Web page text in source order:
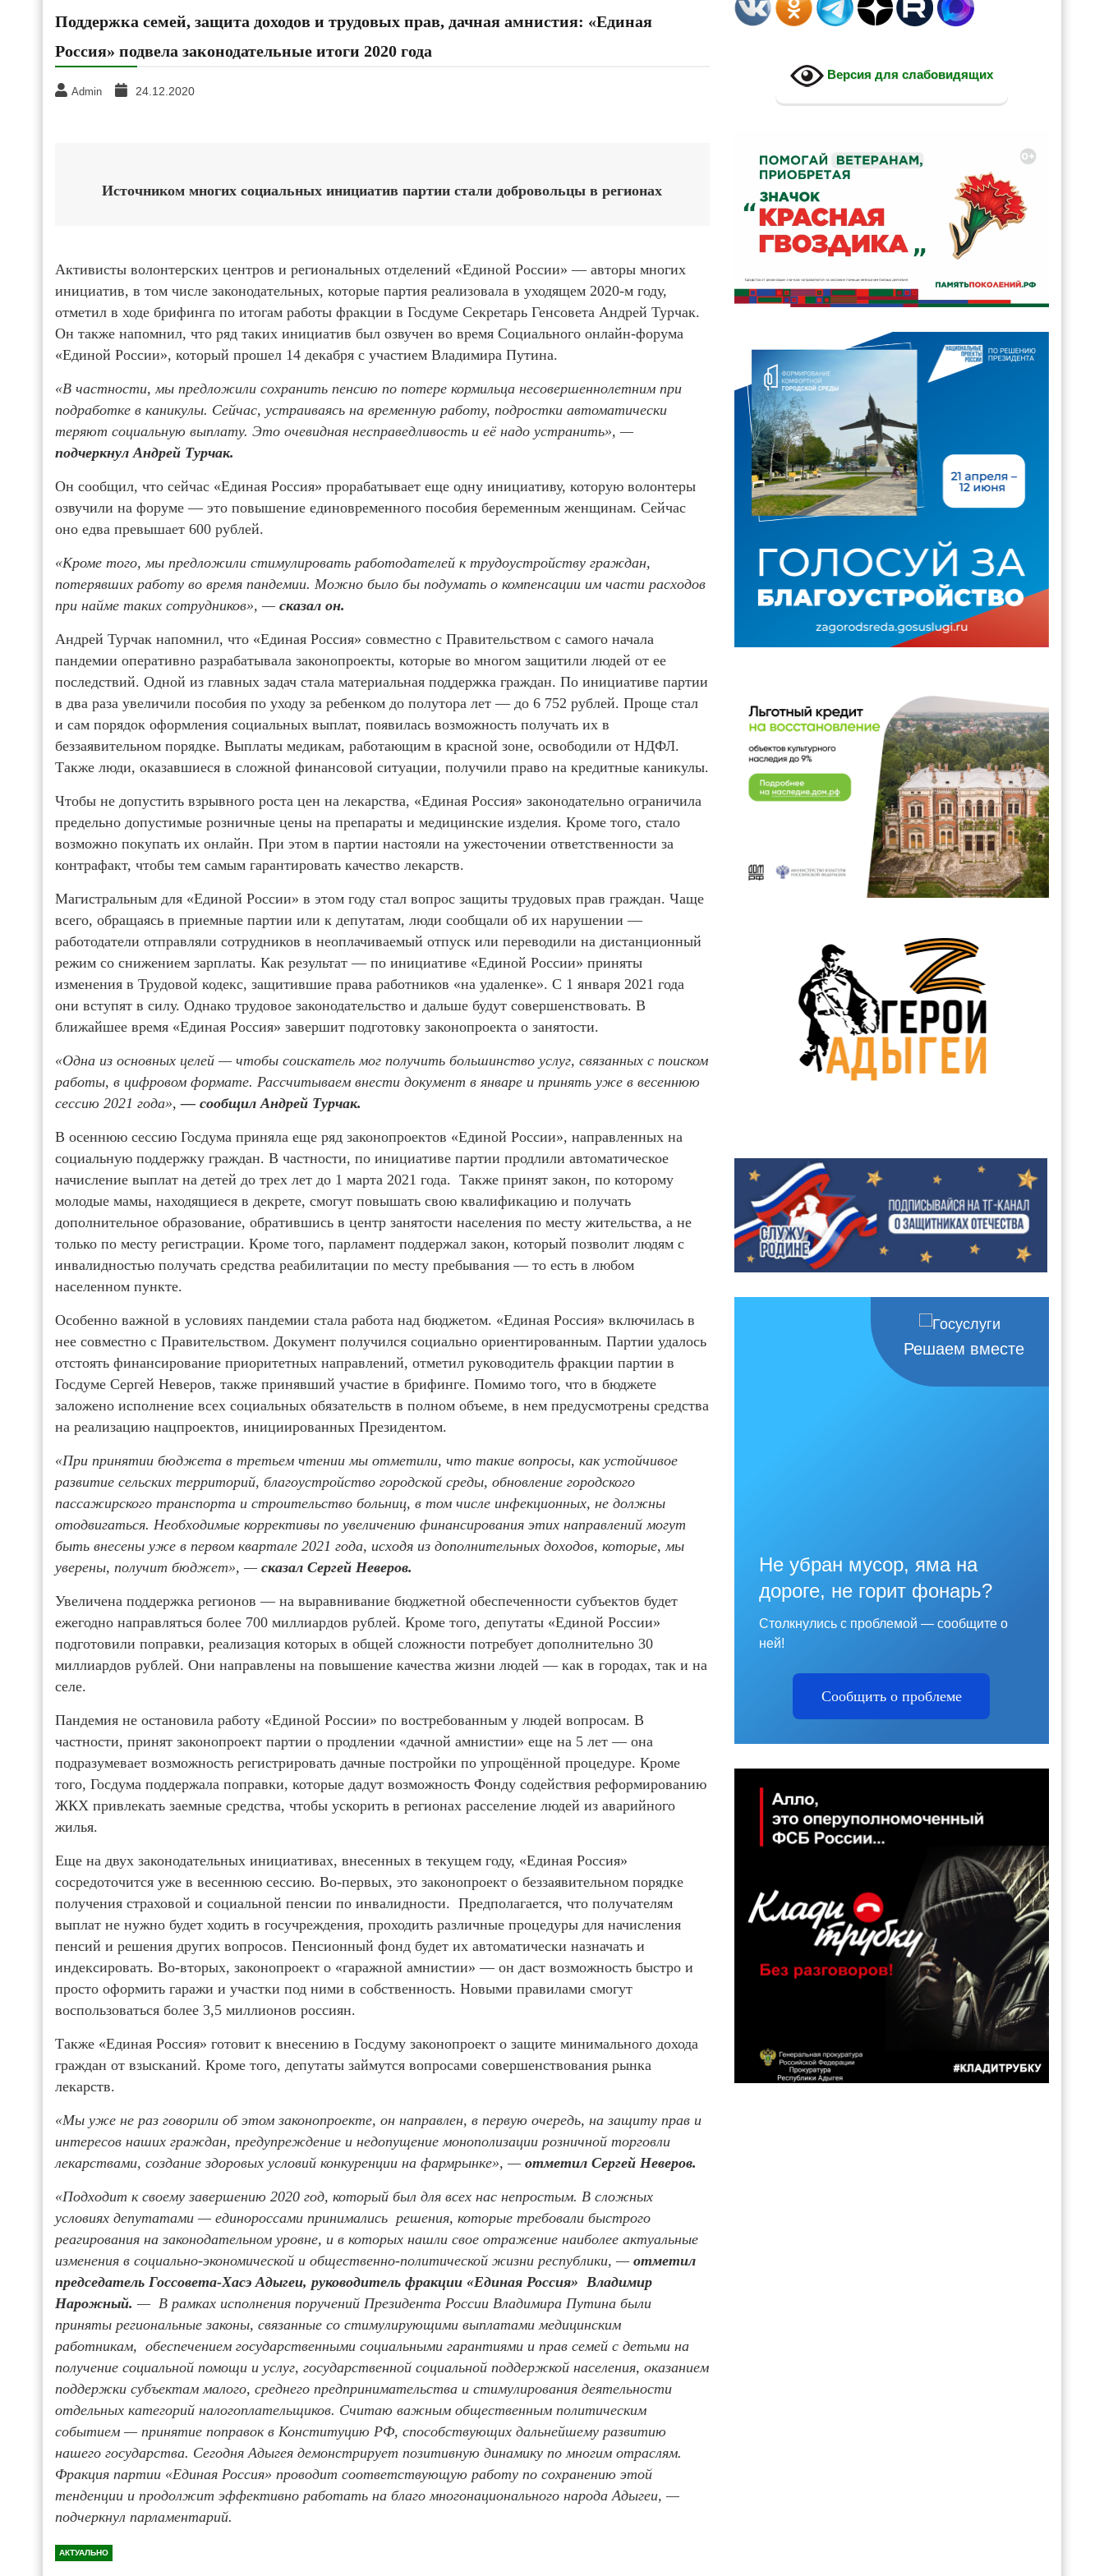
Поддержка семей, защита доходов и трудовых прав, дачная амнистия: «Единая
Россия» подвела законодательные итоги 2020 года
Admin 24.12.2020
Источником многих социальных инициатив партии стали добровольцы в регионах
Активисты волонтерских центров и региональных отделений «Единой России» — авторы многих
инициатив, в том числе законодательных, которые партия реализовала в уходящем 2020-м году,
отметил в ходе брифинга по итогам работы фракции в Госдуме Секретарь Генсовета Андрей Турчак.
Он также напомнил, что ряд таких инициатив был озвучен во время Социального онлайн-форума
«Единой России», который прошел 14 декабря с участием Владимира Путина.
«В частности, мы предложили сохранить пенсию по потере кормильца несовершеннолетним при
подработке в каникулы. Сейчас, устраиваясь на временную работу, подростки автоматически
теряют социальную выплату. Это очевидная несправедливость и её надо устранить», —
подчеркнул Андрей Турчак.
Он сообщил, что сейчас «Единая Россия» прорабатывает еще одну инициативу, которую волонтеры
озвучили на форуме — это повышение единовременного пособия беременным женщинам. Сейчас
оно едва превышает 600 рублей.
«Кроме того, мы предложили стимулировать работодателей к трудоустройству граждан,
потерявших работу во время пандемии. Можно было бы подумать о компенсации им части расходов
при найме таких сотрудников», — сказал он.
Андрей Турчак напомнил, что «Единая Россия» совместно с Правительством с самого начала
пандемии оперативно разрабатывала законопроекты, которые во многом защитили людей от ее
последствий. Одной из главных задач стала материальная поддержка граждан. По инициативе партии
в два раза увеличили пособия по уходу за ребенком до полутора лет — до 6 752 рублей. Проще стал
и сам порядок оформления социальных выплат, появилась возможность получать их в
беззаявительном порядке. Выплаты медикам, работающим в красной зоне, освободили от НДФЛ.
Также люди, оказавшиеся в сложной финансовой ситуации, получили право на кредитные каникулы.
Чтобы не допустить взрывного роста цен на лекарства, «Единая Россия» законодательно ограничила
предельно допустимые розничные цены на препараты и медицинские изделия. Кроме того, стало
возможно покупать их онлайн. При этом в партии настояли на ужесточении ответственности за
контрафакт, чтобы тем самым гарантировать качество лекарств.
Магистральным для «Единой России» в этом году стал вопрос защиты трудовых прав граждан. Чаще
всего, обращаясь в приемные партии или к депутатам, люди сообщали об их нарушении —
работодатели отправляли сотрудников в неоплачиваемый отпуск или переводили на дистанционный
режим со снижением зарплаты. Как результат — по инициативе «Единой России» приняты
изменения в Трудовой кодекс, защитившие права работников «на удаленке». С 1 января 2021 года
они вступят в силу. Однако трудовое законодательство и дальше будут совершенствовать. В
ближайшее время «Единая Россия» завершит подготовку законопроекта о занятости.
«Одна из основных целей — чтобы соискатель мог получить большинство услуг, связанных с поиском
работы, в цифровом формате. Рассчитываем внести документ в январе и принять уже в весеннюю
сессию 2021 года»,— сообщил Андрей Турчак.
В осеннюю сессию Госдума приняла еще ряд законопроектов «Единой России», направленных на
социальную поддержку граждан. В частности, по инициативе партии продлили автоматическое
начисление выплат на детей до трех лет до 1 марта 2021 года. Также принят закон, по которому
молодые мамы, находящиеся в декрете, смогут повышать свою квалификацию и получать
дополнительное образование, обратившись в центр занятости населения по месту жительства, а не
только по месту регистрации. Кроме того, парламент поддержал закон, который позволит людям с
инвалидностью получать средства реабилитации по месту пребывания — то есть в любом
населенном пункте.
Особенно важной в условиях пандемии стала работа над бюджетом. «Единая Россия» включилась в
нее совместно с Правительством. Документ получился социально ориентированным. Партии удалось
отстоять финансирование приоритетных направлений, отметил руководитель фракции партии в
Госдуме Сергей Неверов, также принявший участие в брифинге. Помимо того, что в бюджете
заложено исполнение всех социальных обязательств в полном объеме, в нем предусмотрены средства
на реализацию нацпроектов, инициированных Президентом.
«При принятии бюджета в третьем чтении мы отметили, что такие вопросы, как устойчивое
развитие сельских территорий, благоустройство городской среды, обновление городского
пассажирского транспорта и строительство больниц, в том числе инфекционных, не должны
отодвигаться. Необходимые коррективы по увеличению финансирования этих направлений могут
быть внесены уже в первом квартале 2021 года, исходя из дополнительных доходов, которые, мы
уверены, получит бюджет», — сказал Сергей Неверов.
Увеличена поддержка регионов — на выравнивание бюджетной обеспеченности субъектов будет
ежегодно направляться более 700 миллиардов рублей. Кроме того, депутаты «Единой России»
подготовили поправки, реализация которых в общей сложности потребует дополнительно 30
миллиардов рублей. Они направлены на повышение качества жизни людей — как в городах, так и на
селе.
Пандемия не остановила работу «Единой России» по востребованным у людей вопросам. В
частности, принят законопроект партии о продлении «дачной амнистии» еще на 5 лет — она
подразумевает возможность регистрировать дачные постройки по упрощённой процедуре. Кроме
того, Госдума поддержала поправки, которые дадут возможность Фонду содействия реформированию
ЖКХ привлекать заемные средства, чтобы ускорить в регионах расселение людей из аварийного
жилья.
Еще на двух законодательных инициативах, внесенных в текущем году, «Единая Россия»
сосредоточится уже в весеннюю сессию. Во-первых, это законопроект о беззаявительном порядке
получения страховой и социальной пенсии по инвалидности. Предполагается, что получателям
выплат не нужно будет ходить в госучреждения, проходить различные процедуры для начисления
пенсий и решения других вопросов. Пенсионный фонд будет их автоматически назначать и
индексировать. Во-вторых, законопроект о «гаражной амнистии» — он даст возможность быстро и
просто оформить гаражи и участки под ними в собственность. Новыми правилами смогут
воспользоваться более 3,5 миллионов россиян.
Также «Единая Россия» готовит к внесению в Госдуму законопроект о защите минимального дохода
граждан от взысканий. Кроме того, депутаты займутся вопросами совершенствования рынка
лекарств.
«Мы уже не раз говорили об этом законопроекте, он направлен, в первую очередь, на защиту прав и
интересов наших граждан, предупреждение и недопущение монополизации розничной торговли
лекарствами, создание здоровых условий конкуренции на фармрынке», — отметил Сергей Неверов.
«Подходит к своему завершению 2020 год, который был для всех нас непростым. В сложных
условиях депутатами — единороссами принимались решения, которые требовали быстрого
реагирования на законодательном уровне, и в которых нашли свое отражение наиболее актуальные
изменения в социально-экономической и общественно-политической жизни республики, — отметил
председатель Госсовета-Хасэ Адыгеи, руководитель фракции «Единая Россия» Владимир
Нарожный. — В рамках исполнения поручений Президента России Владимира Путина были
приняты региональные законы, связанные со стимулирующими выплатами медицинским
работникам, обеспечением государственными социальными гарантиями и прав семей с детьми на
получение социальной помощи и услуг, государственной социальной поддержкой населения, оказанием
поддержки субъектам малого, среднего предпринимательства и стимулирования деятельности
отдельных категорий налогоплательщиков. Считаю важным общественным политическим
событием — принятие поправок в Конституцию РФ, способствующих дальнейшему развитию
нашего государства. Сегодня Адыгея демонстрирует позитивную динамику по многим отраслям.
Фракция партии «Единая Россия» проводит соответствующую работу по сохранению этой
тенденции и продолжит эффективно работать на благо многонационального народа Адыгеи, —
подчеркнул парламентарий.
АКТУАЛЬНО
Версия для слабовидящих
Решаем вместе
Не убран мусор, яма на
дороге, не горит фонарь?
Столкнулись с проблемой — сообщите о
ней!
Сообщить о проблеме